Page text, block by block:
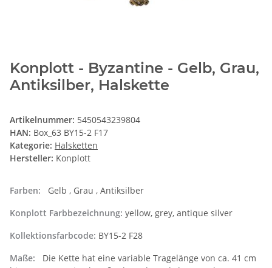
Konplott - Byzantine - Gelb, Grau,
Antiksilber, Halskette
Artikelnummer: 5450543239804
HAN: Box_63 BY15-2 F17
Kategorie: Halsketten
Hersteller: Konplott
Farben:
Gelb , Grau , Antiksilber
Konplott Farbbezeichnung: yellow, grey, antique silver
Kollektionsfarbcode: BY15-2 F28
Maße:
Die Kette hat eine variable Tragelänge von ca. 41 cm